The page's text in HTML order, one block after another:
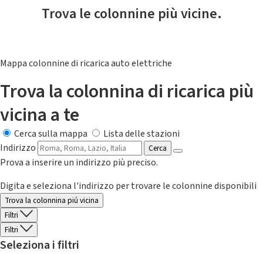
Trova le colonnine più vicine.
Mappa colonnine di ricarica auto elettriche
Trova la colonnina di ricarica più
vicina a te
Cerca sulla mappa
Lista delle stazioni
Indirizzo
Cerca
Prova a inserire un indirizzo più preciso.
Digita e seleziona l'indirizzo per trovare le colonnine disponibili
Trova la colonnina piú vicina
Filtri
Filtri
Seleziona i filtri